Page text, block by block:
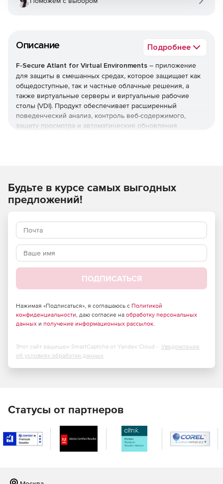
Описание Подробнее
F-Secure Atlant for Virtual Environments – приложение
для защиты в смешанных средах, которое защищает как
общедоступные, так и частные облачные решения, а
также виртуальные серверы и виртуальные рабочие
столы (VDI). Продукт обеспечивает расширенный
поведенческий анализ, контроль веб-содержимого,
защиту просмотра и автоматические обновления
виртуализированных средах и другие сценарии рабочей
нагрузки, проактивную защиту на основе поведения от
вредоносных программ, эксплойтов, фишинга и сетевых
Будьте в курсе самых выгодных
предложений!
ПОДПИСАТЬСЯ
Нажимая «Подписаться», я соглашаюсь с Политикой
конфиденциальности, даю согласие на обработку персональных
данных и получение информационных рассылок.
Этот сайт защищен SmartCaptcha от Yandex Cloud - Уведомление
об условиях обработки данных
Статусы от партнеров